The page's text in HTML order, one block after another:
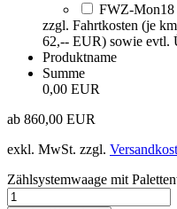
FWZ-Mon18
zzgl. Fahrtkosten (je
62,-- EUR) sowie evtl.
Produktname
Summe
0,00 EUR
ab 860,00 EUR
exkl. MwSt. zzgl.
Zählsystemwaage mit